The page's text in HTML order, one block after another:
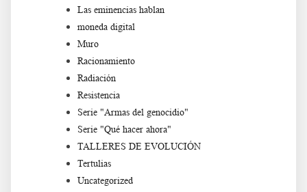
Las eminencias hablan
moneda digital
Muro
Racionamiento
Radiación
Resistencia
Serie "Armas del genocidio"
Serie "Qué hacer ahora"
TALLERES DE EVOLUCIÓN
Tertulias
Uncategorized